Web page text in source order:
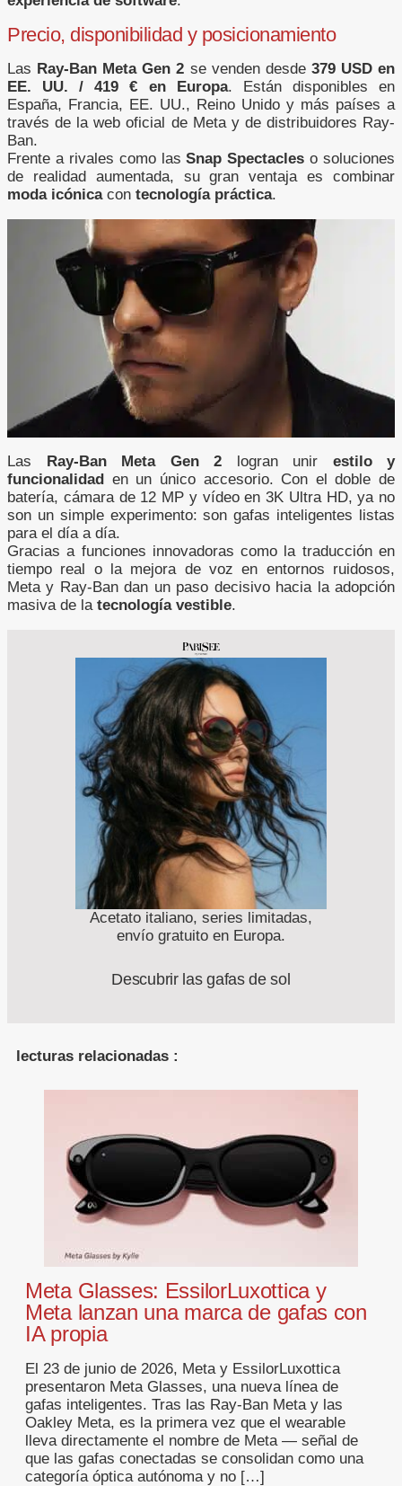
Precio, disponibilidad y posicionamiento
Las Ray-Ban Meta Gen 2 se venden desde 379 USD en
EE. UU. / 419 € en Europa. Están disponibles en
España, Francia, EE. UU., Reino Unido y más países a
través de la web oficial de Meta y de distribuidores Ray-
Ban.
Frente a rivales como lasSnap Spectacles o soluciones
de realidad aumentada, su gran ventaja es combinar
moda icónicacon tecnología práctica.
Las Ray-Ban Meta Gen 2 logran unir estilo y
funcionalidad en un único accesorio. Con el doble de
batería, cámara de 12 MP y vídeo en 3K Ultra HD, ya no
son un simple experimento: son gafas inteligentes listas
para el día a día.
Gracias a funciones innovadoras como la traducción en
tiempo real o la mejora de voz en entornos ruidosos,
Meta y Ray-Ban dan un paso decisivo hacia la adopción
masiva de la tecnología vestible.
Acetato italiano, series limitadas,
envío gratuito en Europa.
Descubrir las gafas de sol
lecturas relacionadas :
Meta Glasses: EssilorLuxottica y
Meta lanzan una marca de gafas con
IA propia
El 23 de junio de 2026, Meta y EssilorLuxottica
presentaron Meta Glasses, una nueva línea de
gafas inteligentes. Tras las Ray-Ban Meta y las
Oakley Meta, es la primera vez que el wearable
lleva directamente el nombre de Meta — señal de
que las gafas conectadas se consolidan como una
categoría óptica autónoma y no […]